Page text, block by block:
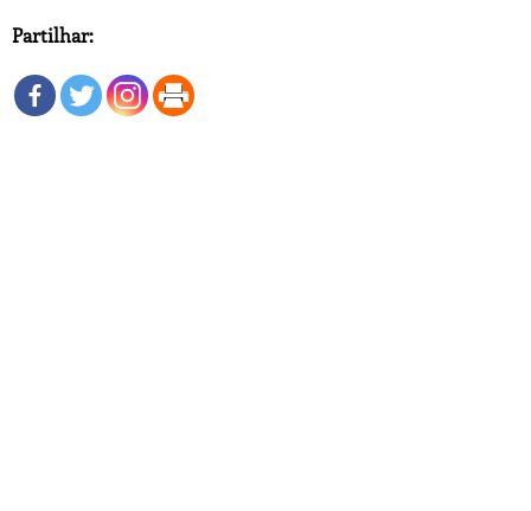
Partilhar: